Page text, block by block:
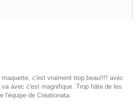
c'est vraiment trop beau!!!! avec
va avec c'est magnifique. Trop hâte de les
l'équipe de Créationata.